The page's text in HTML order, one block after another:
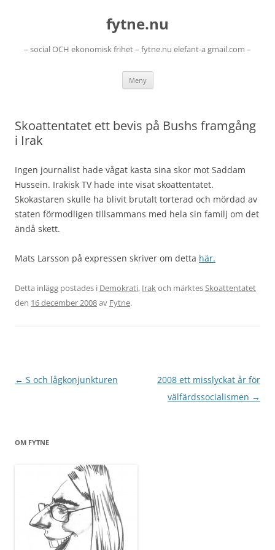
fytne.nu
– social OCH ekonomisk frihet – fytne.nu elefant-a gmail.com –
Meny
Skoattentatet ett bevis på Bushs framgång
i Irak
Ingen journalist hade vågat kasta sina skor mot Saddam
Hussein. Irakisk TV hade inte visat skoattentatet.
Skokastaren skulle ha blivit brutalt torterad och mördad av
staten förmodligen tillsammans med hela sin familj om det
ändå skett.
Mats Larsson på expressen skriver om detta här.
Detta inlägg postades i Demokrati, Irakoch märktesSkoattentatet
den 16 december 2008av Fytne.
Inläggsnavigering
← S och lågkonjunkturen
2008 ett misslyckat år för
välfärdssocialismen →
OM FYTNE